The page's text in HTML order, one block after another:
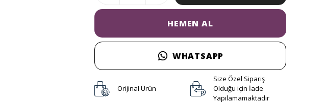
HEMEN AL
WHATSAPP
Orijinal Ürün
Size Özel Sipariş
Olduğu için İade
Yapılamamaktadır